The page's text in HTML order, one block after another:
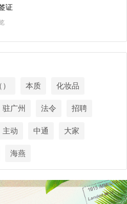
证
本质 化妆品
驻广州 法令 招聘
主动 中通 大家
海燕